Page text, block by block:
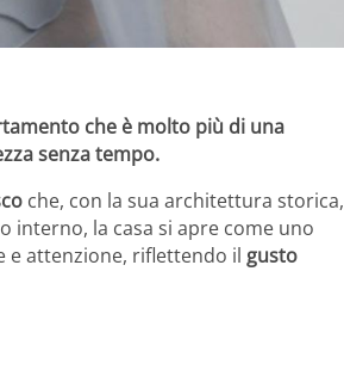
che è molto più di una
senza tempo.
che, con la sua architettura storica,
interno, la casa si apre come uno
e attenzione, riflettendo il gusto